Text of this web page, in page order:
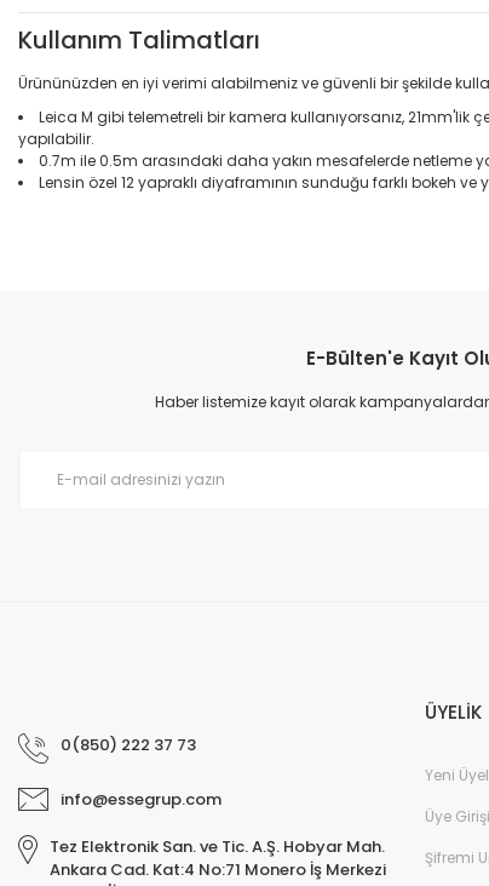
Kullanım Talimatları
Ürününüzden en iyi verimi alabilmeniz ve güvenli bir şekilde
Leica M gibi telemetreli bir kamera kullanıyorsanız,
yapılabilir.
0.7m ile 0.5m arasındaki daha yakın mesafelerde netleme
Lensin özel 12 yapraklı diyaframının sunduğu farklı bokeh
Ürün resmi kalitesiz, bozuk veya görüntülenemiyor.
Ürün açıklamasında eksik bilgiler bulunuyor.
E-Bülten'e Kayıt
Haber listemize kayıt olarak
0(850) 222 37 73
info@essegrup.com
Tez Elektronik San. ve Tic. A.Ş. Hobyar Mah.
Ankara Cad. Kat:4 No:71 Monero İş Merkezi
ÜYELİK
Yeni
Üye Girişi
Şifremi